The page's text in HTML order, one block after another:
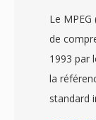
Le
de
1993 par
la
standard